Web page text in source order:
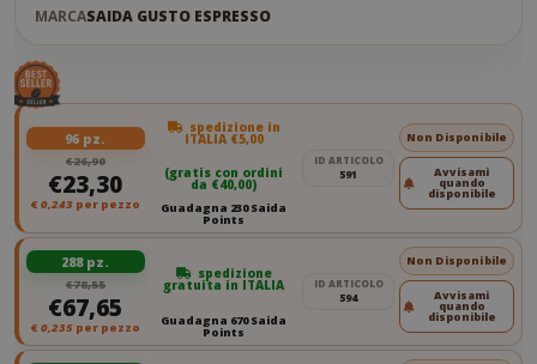
MARCASAIDA GUSTO ESPRESSO
96 pz.
€26,90
€23,30
€ 0,243 per pezzo
spedizione in
ITALIA €5,00
(gratis con ordini
da €40,00)
Guadagna 230 Saida
Points
ID ARTICOLO
591
Non Disponibile
Avvisami
quando
disponibile
288 pz.
€78,55
€67,65
€ 0,235per pezzo
spedizione
gratuita in ITALIA
Guadagna 670 Saida
Points
ID ARTICOLO
594
Non Disponibile
Avvisami
quando
disponibile